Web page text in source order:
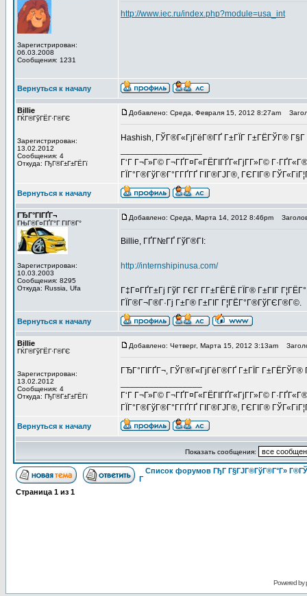
Зарегистрирован:
06.03.2008
Сообщения: 1231
http://www.iec.ru/index.php?module=usa_int
Вернуться к началу
Billie
ГЌГ®ГўГЁГ·Г®ГЄ
Зарегистрирован:
13.02.2012
Сообщения: 4
Откуда: ГђГ®Г±Г±ГЁГї
Добавлено: Среда, Февраля 15, 2012 8:27am
Hashish, ГЎГ®Г«ГјГёГ®ГҐ Г±ГЇГ Г±ГЁГЎГ®
Г‘Г Г¬Г»Г© Г¬ГҐГ¤Г«ГЁГІГҐГ«ГјГ­Г»Г©
ГЇГ°Г®ГўГ®Г°Г­ГҐГҐ ГІГ®ГЈГ®, ГЄГІГ®
Вернуться к началу
ГЂГ°ГІГҐГ¬
ГЊГ®Г¤ГҐГ°Г ГІГ®Г°
Зарегистрирован:
10.03.2003
Сообщения: 8295
Откуда: Russia, Ufa
Добавлено: Среда, Марта 14, 2012 8:46pm
Billie, ГҐГ№ГҐ ГўГ®ГІ:
http://internshipinusa.com/
Г‡Г¤ГҐГ±Гј ГўГ ГЄГ Г­Г±ГЁГЁ ГЇГ® Г±ГІГ
ГЇГ®Г¬Г®Г·Гј Г±Г® Г±ГІГ Г¦ГЁГ°Г®ГўГЄГ®Г©.
Вернуться к началу
Billie
ГЌГ®ГўГЁГ·Г®ГЄ
Зарегистрирован:
13.02.2012
Сообщения: 4
Откуда: ГђГ®Г±Г±ГЁГї
Добавлено: Четверг, Марта 15, 2012 3:13am
ГЂГ°ГІГҐГ¬, ГЎГ®Г«ГјГёГ®ГҐ Г±ГЇГ
Г‘Г Г¬Г»Г© Г¬ГҐГ¤Г«ГЁГІГҐГ«ГјГ­Г»Г©
ГЇГ°Г®ГўГ®Г°Г­ГҐГҐ ГІГ®ГЈГ®, ГЄГІГ®
Вернуться к началу
Показать сообщения:
Список форумов ГђГ Г§ГЈГ®ГўГ®Г°Г»
Г
Страница 1 из 1
Powered by